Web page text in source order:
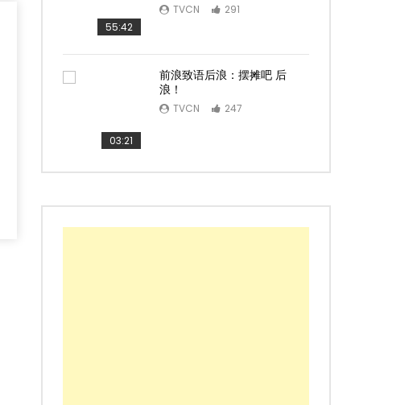
55:42
TVCN 291
03:21
前浪致语后浪：摆摊吧 后
浪！
TVCN 247